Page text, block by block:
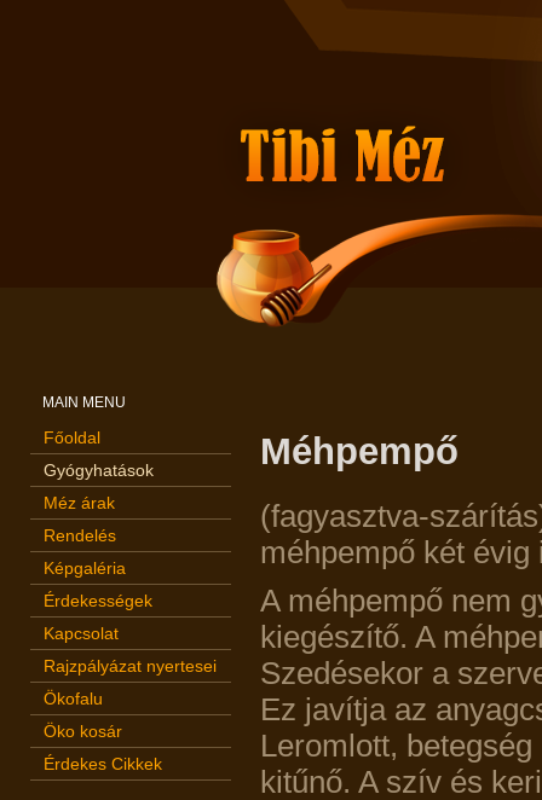
MAIN MENU
Főoldal
Gyógyhatások
Méz árak
Rendelés
Képgaléria
Érdekességek
Kapcsolat
Rajzpályázat nyertesei
Ökofalu
Öko kosár
Érdekes Cikkek
Méhpempő
(fagyasztva-
méhpempő két
A méhpempő nem
kiegészítő. A
Szedésekor a
Ez javítja az
Leromlott,
kitűnő. A szív és